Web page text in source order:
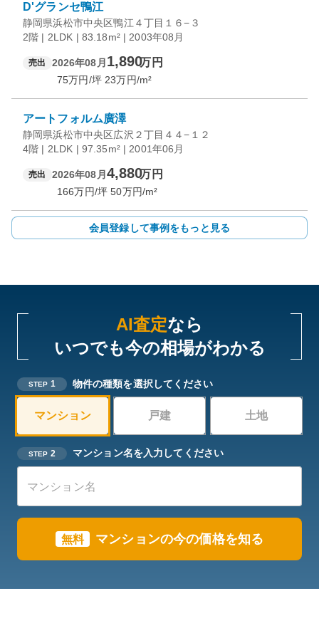
D'グランセ鴨江
静岡県浜松市中央区鴨江４丁目１６−３
2階 | 2LDK | 83.18m² | 2003年08月
売出 2026年08月 1,890万円
75万円/坪 23万円/m²
アートフォルム廣澤
静岡県浜松市中央区広沢２丁目４４−１２
4階 | 2LDK | 97.35m² | 2001年06月
売出 2026年08月 4,880万円
166万円/坪 50万円/m²
会員登録して事例をもっと見る
AI査定なら
いつでも今の相場がわかる
STEP 1 物件の種類を選択してください
マンション 戸建 土地
STEP 2 マンション名を入力してください
無料 マンションの今の価格を知る